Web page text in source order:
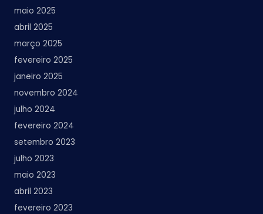
maio 2025
abril 2025
março 2025
fevereiro 2025
janeiro 2025
novembro 2024
julho 2024
fevereiro 2024
setembro 2023
julho 2023
maio 2023
abril 2023
fevereiro 2023